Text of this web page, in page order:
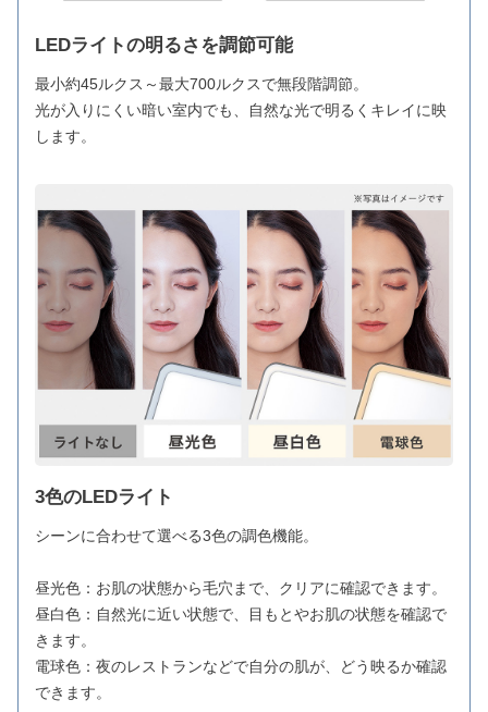
LEDライトの明るさを調節可能
最小約45ルクス～最大700ルクスで無段階調節。
光が入りにくい暗い室内でも、自然な光で明るくキレイに映
します。
3色のLEDライト
シーンに合わせて選べる3色の調色機能。
昼光色：お肌の状態から毛穴まで、クリアに確認できます。
昼白色：自然光に近い状態で、目もとやお肌の状態を確認で
きます。
電球色：夜のレストランなどで自分の肌が、どう映るか確認
できます。